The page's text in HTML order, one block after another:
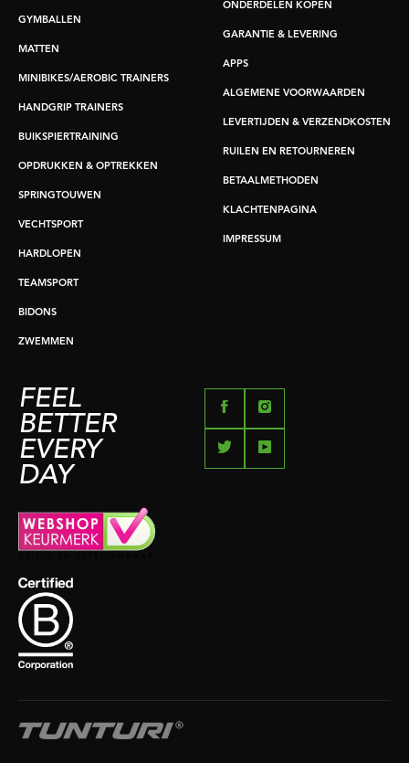
GYMBALLEN
MATTEN
MINIBIKES/AEROBIC TRAINERS
HANDGRIP TRAINERS
BUIKSPIERTRAINING
OPDRUKKEN & OPTREKKEN
SPRINGTOUWEN
VECHTSPORT
HARDLOPEN
TEAMSPORT
BIDONS
ZWEMMEN
ONDERDELEN KOPEN
GARANTIE & LEVERING
APPS
ALGEMENE VOORWAARDEN
LEVERTIJDEN & VERZENDKOSTEN
RUILEN EN RETOURNEREN
BETAALMETHODEN
KLACHTENPAGINA
IMPRESSUM
FEEL
BETTER
EVERY
DAY